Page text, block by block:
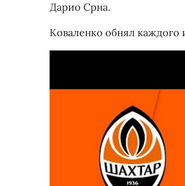
Дарио Срна.
Коваленко обнял каждого